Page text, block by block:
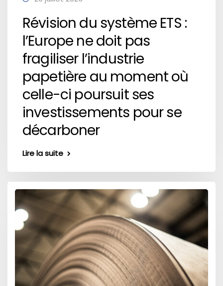
Révision du système ETS :
l’Europe ne doit pas
fragiliser l’industrie
papetière au moment où
celle-ci poursuit ses
investissements pour se
décarboner
Lire la suite